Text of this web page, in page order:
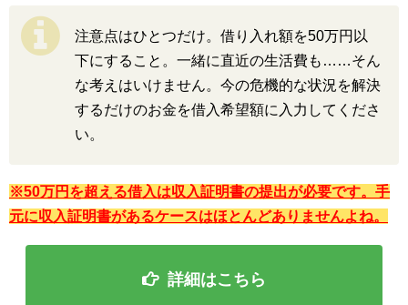
注意点はひとつだけ。借り入れ額を50万円以
下にすること。一緒に直近の生活費も……そん
な考えはいけません。今の危機的な状況を解決
するだけのお金を借入希望額に入力してくださ
い。
※50万円を超える借入は収入証明書の提出が必要です。手
元に収入証明書があるケースはほとんどありませんよね。
詳細はこちら